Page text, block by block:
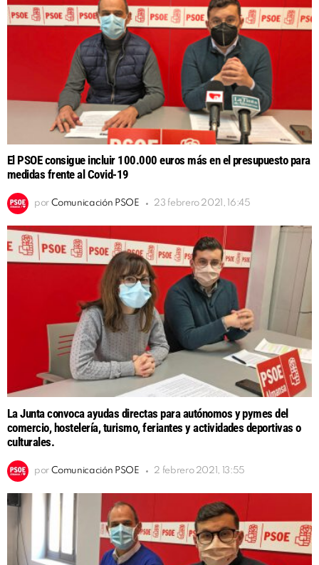
El PSOE consigue incluir 100.000 euros más en el presupuesto para
medidas frente al Covid-19
por Comunicación PSOE 23 febrero 2021, 16:45
La Junta convoca ayudas directas para autónomos y pymes del
comercio, hostelería, turismo, feriantes y actividades deportivas o
culturales.
por Comunicación PSOE 2 febrero 2021, 13:55